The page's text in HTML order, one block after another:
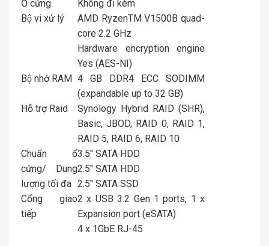
Ổ cứng
Không đi kèm
Bộ vi xử lý
AMD RyzenTM V1500B quad-
core 2.2 GHz
Hardware encryption engine
Yes (AES-NI)
Bộ nhớ RAM 4 GB DDR4 ECC SODIMM
(expandable up to 32 GB)
Hỗ trợ Raid
Synology Hybrid RAID (SHR),
Basic, JBOD, RAID 0, RAID 1,
RAID 5, RAID 6, RAID 10
Chuẩn ổ
cứng/ Dung
lượng tối đa
3.5″ SATA HDD
2.5″ SATA HDD
2.5″ SATA SSD
Cổng giao
tiếp
2 x USB 3.2 Gen 1 ports, 1 x
Expansion port (eSATA)
4 x 1GbE RJ-45